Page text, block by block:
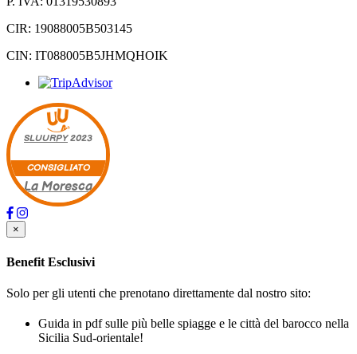
CIR: 19088005B503145
CIN: IT088005B5JHMQHOIK
SLUURPY2023
CONSIGLIATO
La Moresca
×
Benefit Esclusivi
Solo per gli utenti che prenotano direttamente dal nostro sito:
Guida in pdf sulle più belle spiagge e le città del barocco nella
Sicilia Sud-orientale!